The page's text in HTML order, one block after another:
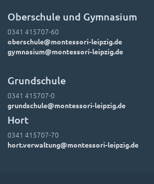
Oberschule und Gymnasium
0341 415707-60
oberschule@montessori-leipzig.de
gymnasium@montessori-leipzig.de
Grundschule
0341 415707-0
grundschule@montessori-leipzig.de
Hort
0341 415707-70
hort.verwaltung@montessori-leipzig.de